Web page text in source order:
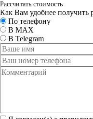
Рассчитать стоимость
Как Вам удобнее получить
По телефону
В MAX
В Telegram